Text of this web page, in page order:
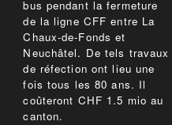
bus pendant la fermeture
de la ligne CFF entre La
Chaux-de-Fonds et
Neuchâtel. De tels travaux
de réfection ont lieu une
fois tous les 80 ans. Il
coûteront CHF 1.5 mio au
canton.